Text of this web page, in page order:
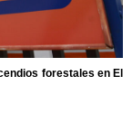
forestales en El